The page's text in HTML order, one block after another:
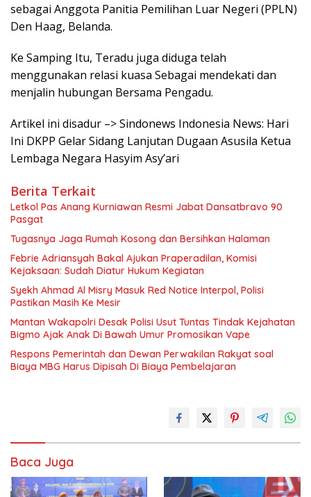
sebagai Anggota Panitia Pemilihan Luar Negeri (PPLN)
Den Haag, Belanda.
Ke Samping Itu, Teradu juga diduga telah
menggunakan relasi kuasa Sebagai mendekati dan
menjalin hubungan Bersama Pengadu.
Artikel ini disadur –> Sindonews Indonesia News: Hari
Ini DKPP Gelar Sidang Lanjutan Dugaan Asusila Ketua
Lembaga Negara Hasyim Asy’ari
Berita Terkait
Letkol Pas Anang Kurniawan Resmi Jabat Dansatbravo 90
Pasgat
Tugasnya Jaga Rumah Kosong dan Bersihkan Halaman
Febrie Adriansyah Bakal Ajukan Praperadilan, Komisi
Kejaksaan: Sudah Diatur Hukum Kegiatan
Syekh Ahmad Al Misry Masuk Red Notice Interpol, Polisi
Pastikan Masih Ke Mesir
Mantan Wakapolri Desak Polisi Usut Tuntas Tindak Kejahatan
Bigmo Ajak Anak Di Bawah Umur Promosikan Vape
Respons Pemerintah dan Dewan Perwakilan Rakyat soal
Biaya MBG Harus Dipisah Di Biaya Pembelajaran
Baca Juga